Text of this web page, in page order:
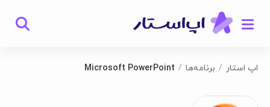
اپ استار برنامه‌ها Microsoft PowerPoint